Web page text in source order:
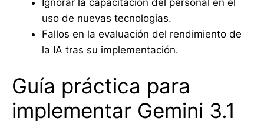
Ignorar la capacitación del personal en el
uso de nuevas tecnologías.
Fallos en la evaluación del rendimiento de
la IA tras su implementación.
Guía práctica para
implementar Gemini 3.1